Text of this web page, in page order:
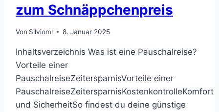
zum Schnäppchenpreis
Von Silvioml 8. Januar 2025
Inhaltsverzeichnis Was ist eine Pauschalreise?
Vorteile einer
PauschalreiseZeitersparnisVorteile einer
PauschalreiseZeitersparnisKostenkontrolleKomfort
und SicherheitSo findest du deine günstige